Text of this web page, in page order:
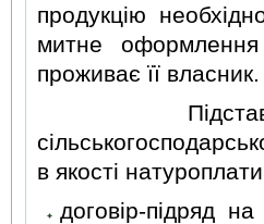
продукцiю
митне
проживає її власник.
Пiдставою
в якостi
договiр-пiдряд